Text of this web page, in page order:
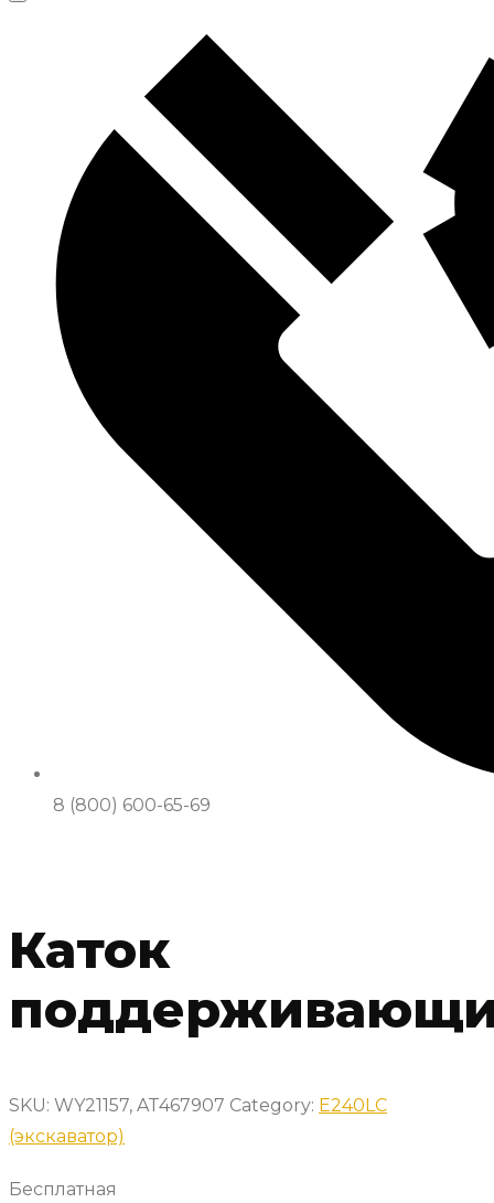
8 (800) 600-65-69
Каток
SKU: WY21157, AT467907 Category: E240LC
(экскаватор)
Бесплатная